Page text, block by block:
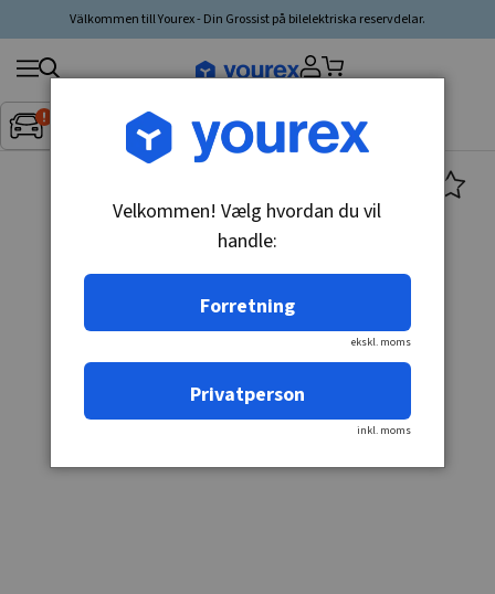
Välkommen till Yourex - Din Grossist på bilelektriska reservdelar.
Inget fordon valt▼
Søg
produkt,
producent,
Velkommen! Vælg hvordan du vil
handle:
Forretning
ekskl. moms
Privatperson
inkl. moms